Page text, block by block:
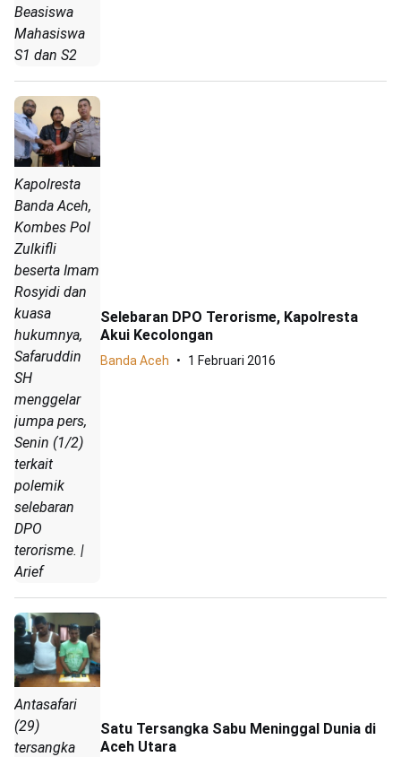
Beasiswa
Mahasiswa
S1 dan S2
Kapolresta
Banda Aceh,
Kombes Pol
Zulkifli
beserta Imam
Rosyidi dan
kuasa
hukumnya,
Safaruddin
SH
menggelar
jumpa pers,
Senin (1/2)
terkait
polemik
selebaran
DPO
terorisme. |
Arief
Selebaran DPO Terorisme, Kapolresta
Akui Kecolongan
Banda Aceh 1 Februari 2016
Antasafari
(29)
tersangka
Satu Tersangka Sabu Meninggal Dunia di
Aceh Utara